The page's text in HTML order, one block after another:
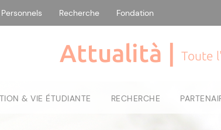
Personnels Recherche Fondation
Attualità | Toute
& VIE ÉTUDIANTE RECHERCHE